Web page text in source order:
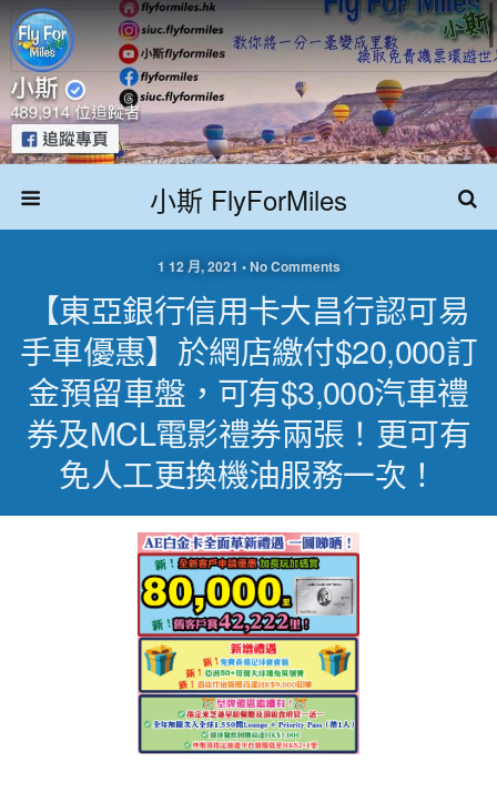
小斯 FlyForMiles
1 12 月, 2021 • No Comments
【東亞銀行信用卡大昌行認可易
手車優惠】於網店繳付$20,000訂
金預留車盤，可有$3,000汽車禮
券及MCL電影禮券兩張！更可有
免人工更換機油服務一次！